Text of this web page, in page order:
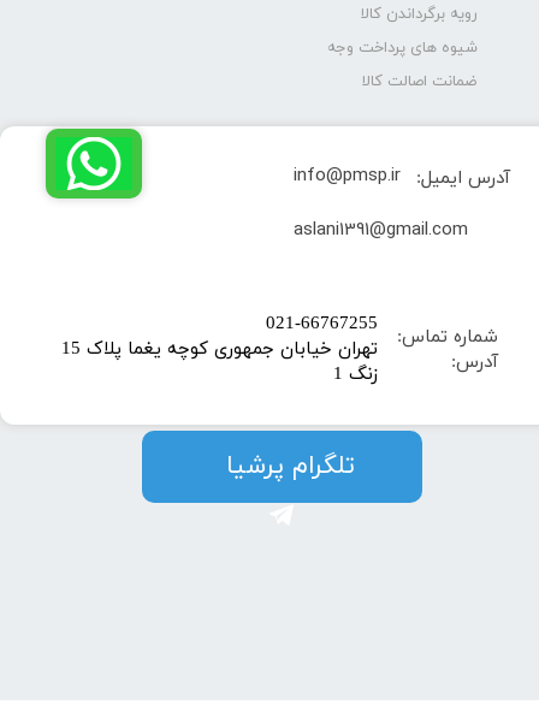
رویه برگرداندن کالا
شیوه های پرداخت وجه
ضمانت اصالت کالا
شماره تماس:
آدرس:
​021-66767255
تهران خیابان جمهوری کوچه یغما پلاک 15
زنگ 1
آدرس ایمیل:
info@pmsp.ir
​aslani1391@gmail.com
​​​​تلگرام پرشیا